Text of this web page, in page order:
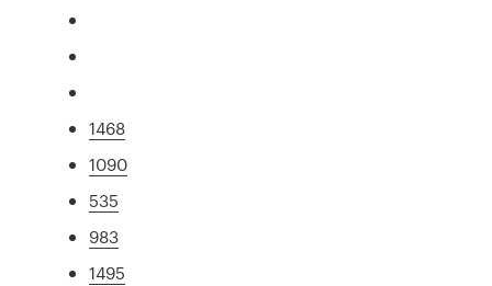
1468
1090
535
983
1495